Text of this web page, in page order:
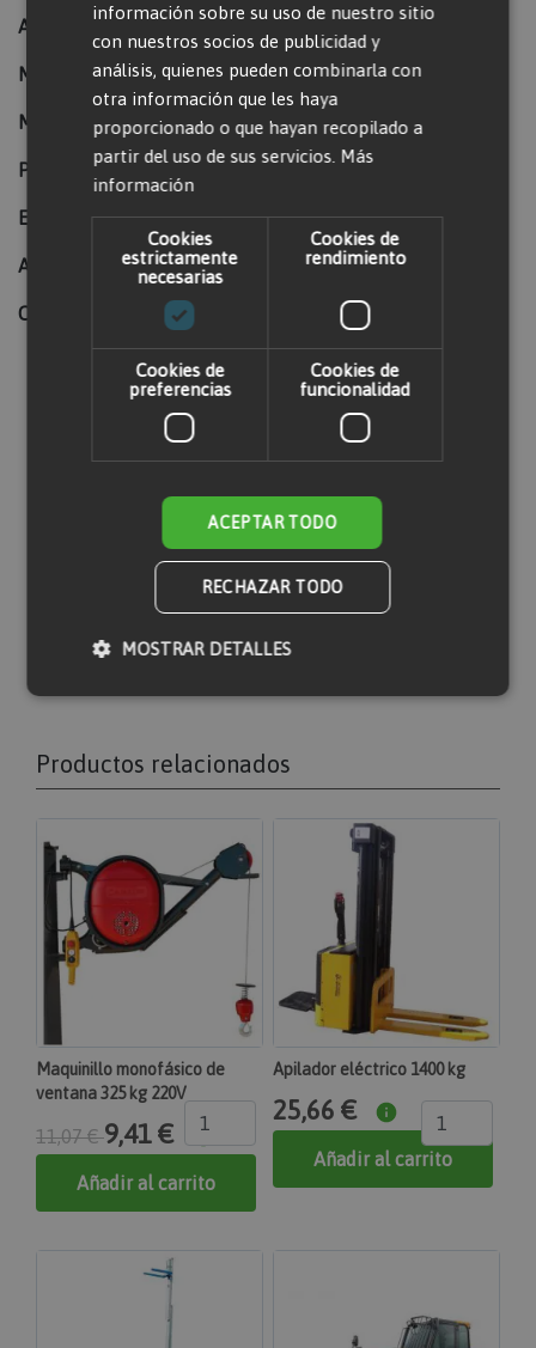
Altura de la máquina (m): 2,08
Marca: EUROYEN
Modelo: FBT 20
Peso (kg):3600
Elevación (mm):4700
Ancho de la máquina (mm):
Carga máxima (kg):2000
Valorar producto
Solo usuarios registrados pueden escribir
comentarios. Por favor,iniciar sesión
Productos relacionados
Maquinillo monofásico de
ventana 325 kg 220V
11,07 € 9,41 €
Añadir al carrito
Apilador eléctrico 1400 kg
25,66 €
Añadir al carrito
información sobre su uso de nuestro sitio
con nuestros socios de publicidad y
análisis, quienes pueden combinarla con
otra información que les haya
proporcionado o que hayan recopilado a
partir del uso de sus servicios. Más
información
Cookies
estrictamente
necesarias
Cookies de
rendimiento
Cookies de
preferencias
Cookies de
funcionalidad
ACEPTAR TODO
RECHAZAR TODO
MOSTRAR DETALLES
Cookies de funcionalidad
Las cookies estrictamente necesarias permiten la
funcionalidad principal del sitio web, como el inicio
de sesión de usuario y la gestión de cuentas. El sitio
web no se puede utilizar correctamente sin las
Proveedor
Dominio
Vencimiento Descripción
Almacena información específica del cliente
relacionada con acciones iniciadas por el
comprador, como mostrar la lista de deseos,
información de pago, etc.
www.maquinasonline.com
Realiza un seguimiento de los mensajes de error y
otras notificaciones que se muestran al usuario,